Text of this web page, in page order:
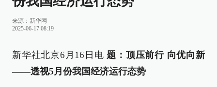
来源： 新华网
2025-06-17 08:19
新华社北京6月16日电 题：顶压前行 向优向新
——透视5月份我国经济运行态势